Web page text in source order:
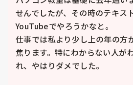
せんでしたが、その時のテキス
YouTubeでやろうかなと。
仕事では私より少し上の年の方
焦ります。特にわからない人が
れ、やはりダメでした。